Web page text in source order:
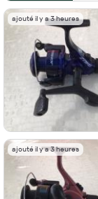
ajouté il y a 3 heures
ajouté il y a 3 heures